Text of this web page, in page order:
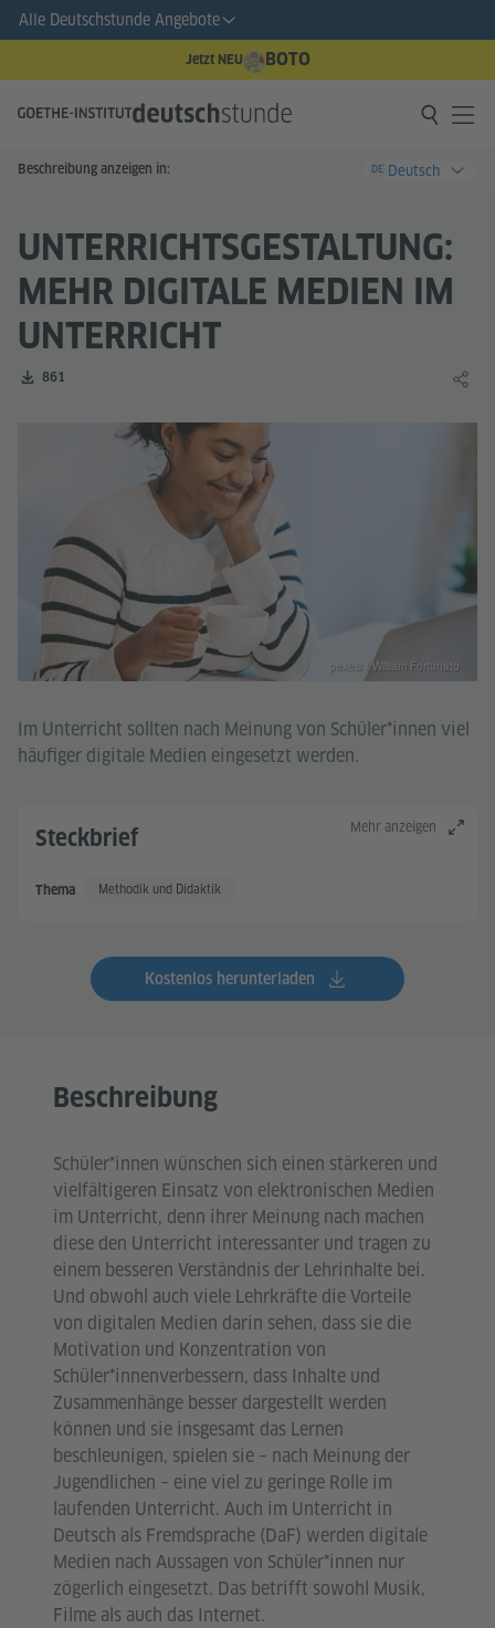
Alle Deutschstunde Angebote
Jetzt NEU BOTO
Beschreibung anzeigen in: DE Deutsch
UNTERRICHTSGESTALTUNG:
MEHR DIGITALE MEDIEN IM
UNTERRICHT
Zahl der Downloads:
861
pexels / William Fortunato
Im Unterricht sollten nach Meinung von Schüler*innen viel
häufiger digitale Medien eingesetzt werden.
Mehr anzeigen
Steckbrief
Thema Methodik und Didaktik
Kostenlos herunterladen
Beschreibung
Schüler*innen wünschen sich einen stärkeren und
vielfältigeren Einsatz von elektronischen Medien
im Unterricht, denn ihrer Meinung nach machen
diese den Unterricht interessanter und tragen zu
einem besseren Verständnis der Lehrinhalte bei.
Und obwohl auch viele Lehrkräfte die Vorteile
von digitalen Medien darin sehen, dass sie die
Motivation und Konzentration von
Schüler*innenverbessern, dass Inhalte und
Zusammenhänge besser dargestellt werden
können und sie insgesamt das Lernen
beschleunigen, spielen sie – nach Meinung der
Jugendlichen – eine viel zu geringe Rolle im
laufenden Unterricht. Auch im Unterricht in
Deutsch als Fremdsprache (DaF) werden digitale
Medien nach Aussagen von Schüler*innen nur
zögerlich eingesetzt. Das betrifft sowohl Musik,
Filme als auch das Internet.